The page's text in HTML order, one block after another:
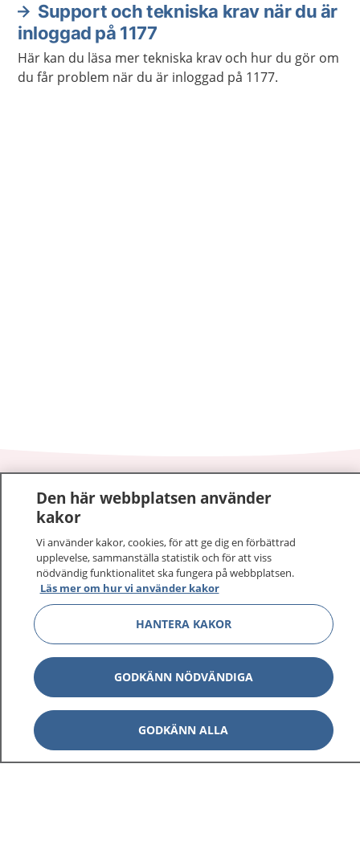
Support och tekniska krav när du är
inloggad på 1177
Här kan du läsa mer tekniska krav och hur du gör om
du får problem när du är inloggad på 1177.
1177–tryggt om din hälsa och vård
sjukdomar och vilka mottagningar du kan kontakta.
Logga in för att läsa din journal och göra dina
vårdärenden. Ring telefonnummer 1177 för
sjukvårdsrådgivning dygnet runt.
1177 ger dig råd när du vill må bättre.
1177 på flera språk Visa
Den här webbplatsen använder
kakor
Vi använder kakor, cookies, för att ge dig en förbättrad
upplevelse, sammanställa statistik och för att viss
nödvändig funktionalitet ska fungera på webbplatsen.
Läs mer om hur vi använder kakor
HANTERA KAKOR
GODKÄNN NÖDVÄNDIGA
GODKÄNN ALLA